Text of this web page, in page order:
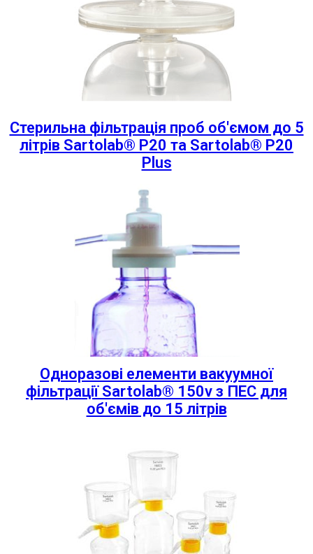
Стерильна фільтрація проб об'ємом до 5
літрів Sartolab® P20 та Sartolab® P20
Plus
Одноразові елементи вакуумної
фільтрації Sartolab® 150v з ПЕС для
об'ємів до 15 літрів